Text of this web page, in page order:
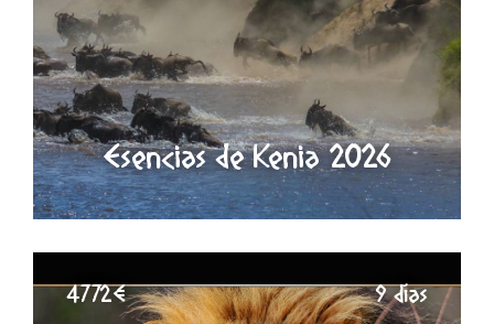
Esencias de Kenia 2026
4772€ 9 días